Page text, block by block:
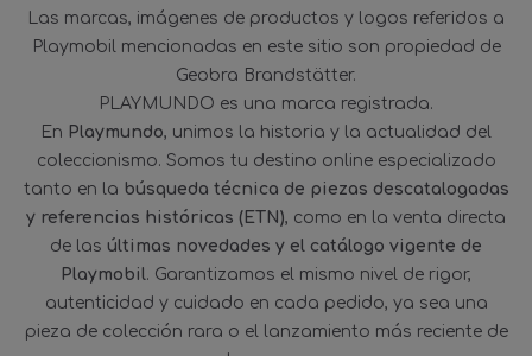
Las marcas, imágenes de productos y logos referidos a
Playmobil mencionadas en este sitio son propiedad de
Geobra Brandstätter.
PLAYMUNDO es una marca registrada.
En Playmundo, unimos la historia y la actualidad del
coleccionismo. Somos tu destino online especializado
tanto en la búsqueda técnica de piezas descatalogadas
y referencias históricas (ETN), como en la venta directa
de las últimas novedades y el catálogo vigente de
Playmobil. Garantizamos el mismo nivel de rigor,
autenticidad y cuidado en cada pedido, ya sea una
pieza de colección rara o el lanzamiento más reciente de